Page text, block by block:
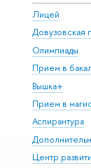
Лицей
Довузовская
Олимпиады
Прием в
Вышка+
Прием в
Аспирантура
Центр